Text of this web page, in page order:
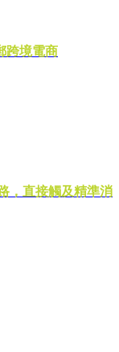
跨境電商
，直接觸及精準消